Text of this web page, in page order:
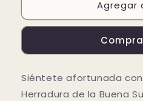
Colgante
Herradura
la
Suerte
Charm
Colgante
Herradura
de
la
Suerte
Agregar
Siéntete afortunada
Herradura de la Buena